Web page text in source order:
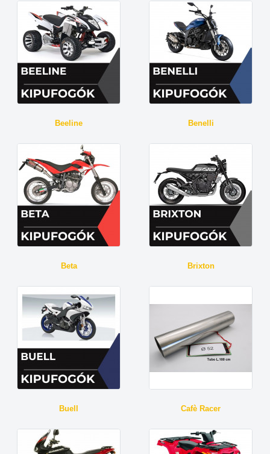
Beeline Benelli
Beta Brixton
Buell Cafè Racer